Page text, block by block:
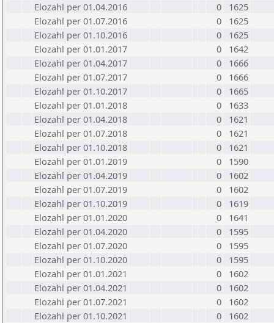
Elozahl per 01.04.2016
0
1625
Elozahl per 01.07.2016
0
1625
Elozahl per 01.10.2016
0
1625
Elozahl per 01.01.2017
0
1642
Elozahl per 01.04.2017
0
1666
Elozahl per 01.07.2017
0
1666
Elozahl per 01.10.2017
0
1665
Elozahl per 01.01.2018
0
1633
Elozahl per 01.04.2018
0
1621
Elozahl per 01.07.2018
0
1621
Elozahl per 01.10.2018
0
1621
Elozahl per 01.01.2019
0
1590
Elozahl per 01.04.2019
0
1602
Elozahl per 01.07.2019
0
1602
Elozahl per 01.10.2019
0
1619
Elozahl per 01.01.2020
0
1641
Elozahl per 01.04.2020
0
1595
Elozahl per 01.07.2020
0
1595
Elozahl per 01.10.2020
0
1595
Elozahl per 01.01.2021
0
1602
Elozahl per 01.04.2021
0
1602
Elozahl per 01.07.2021
0
1602
Elozahl per 01.10.2021
0
1602